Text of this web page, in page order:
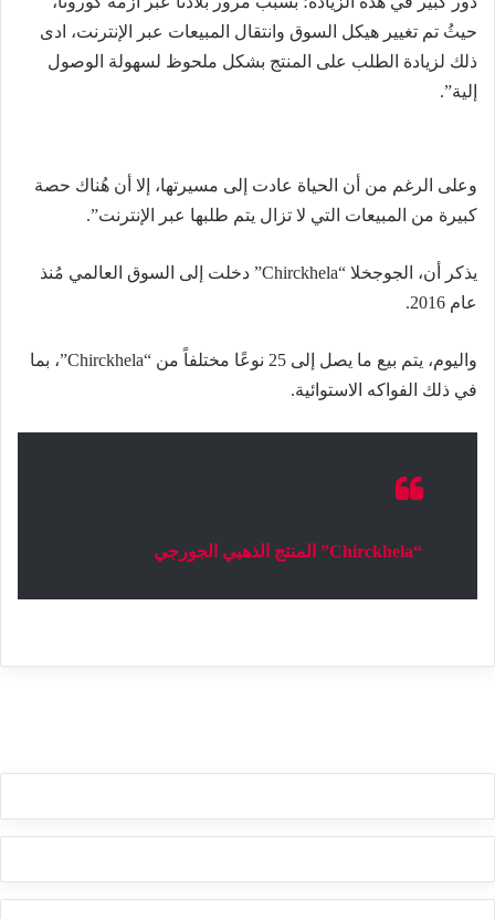
حيثُ تم تغيير هيكل السوق وانتقال المبيعات عبر الإنترنت، ادى
ذلك لزيادة الطلب على المنتج بشكل ملحوظ لسهولة الوصول
إلية”.
وعلى الرغم من أن الحياة عادت إلى مسيرتها، إلا أن هُناك حصة
كبيرة من المبيعات التي لا تزال يتم طلبها عبر الإنترنت”.
يذكر أن، الجوجخلا “Chirckhela” دخلت إلى السوق العالمي مُنذ
عام 2016.
واليوم، يتم بيع ما يصل إلى 25 نوعًا مختلفاً من “Chirckhela”، بما
في ذلك الفواكه الاستوائية.
“Chirckhela” المنتج الذهبي الجورجي